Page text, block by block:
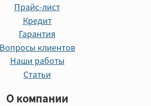
Прайс-лист
Кредит
Гарантия
Вопросы клиентов
Наши работы
Статьи
О компании